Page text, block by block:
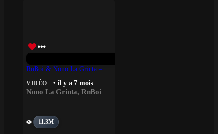
VIDÉO • il y a 7 mois
Nono La Grinta, RnBoi
11.3M